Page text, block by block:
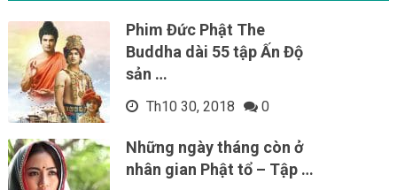
Phim Đức Phật The
Buddha dài 55 tập Ấn Độ
sản …
Th10 30, 2018 0
Những ngày tháng còn ở
nhân gian Phật tổ – Tập …